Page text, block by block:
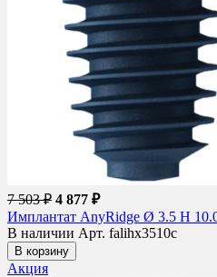
7 503 ₽ 4 877 ₽
Имплантат AnyRidge Ø 3.5 H
В наличии Арт. falihx3510c
В корзину
Акция